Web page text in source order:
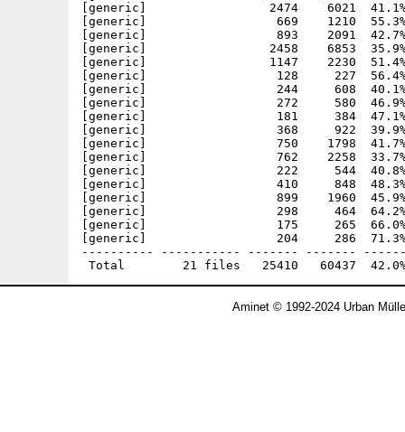
[generic]                 2474    6021  41.1% -
[generic]                  669    1210  55.3% -
[generic]                  893    2091  42.7% -
[generic]                 2458    6853  35.9% -
[generic]                 1147    2230  51.4% -
[generic]                  128     227  56.4% -
[generic]                  244     608  40.1% -
[generic]                  272     580  46.9% -
[generic]                  181     384  47.1% -
[generic]                  368     922  39.9% -
[generic]                  750    1798  41.7% -
[generic]                  762    2258  33.7% -
[generic]                  222     544  40.8% -
[generic]                  410     848  48.3% -
[generic]                  899    1960  45.9% -
[generic]                  298     464  64.2% -
[generic]                  175     265  66.0% -
[generic]                  204     286  71.3% -
---------- ----------- ------- -------
Aminet © 1992-2024 Urban